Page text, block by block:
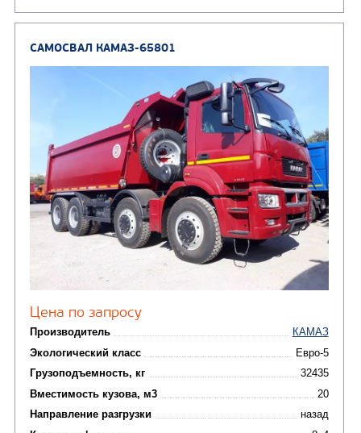
Колесная формула
Заказать
Кредит/Лизинг
САМОСВАЛ КАМАЗ-65222